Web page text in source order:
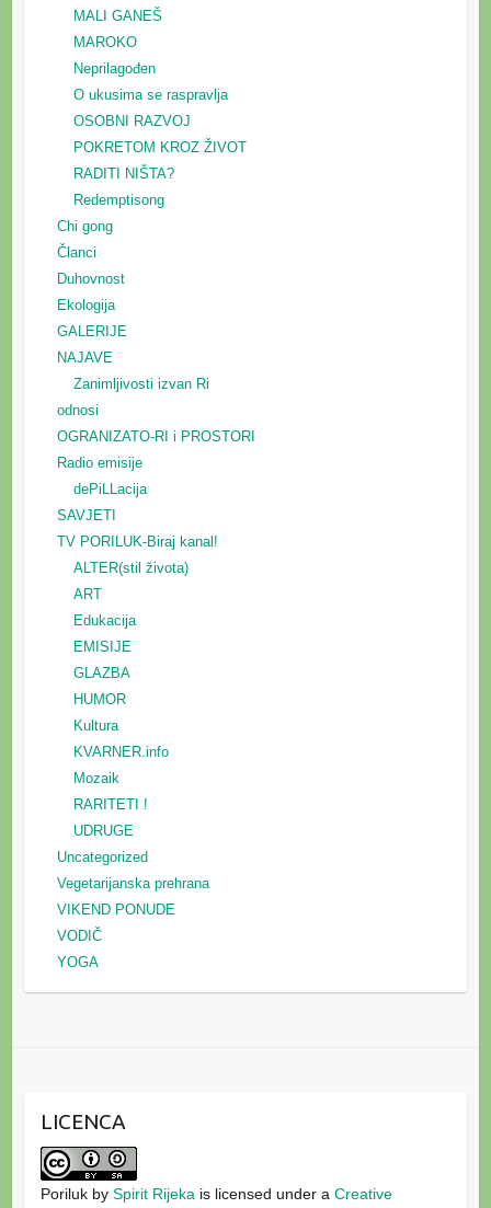
MALI GANEŠ
MAROKO
Neprilagođen
O ukusima se raspravlja
OSOBNI RAZVOJ
POKRETOM KROZ ŽIVOT
RADITI NIŠTA?
Redemptisong
Chi gong
Članci
Duhovnost
Ekologija
GALERIJE
NAJAVE
Zanimljivosti izvan Ri
odnosi
OGRANIZATO-RI i PROSTORI
Radio emisije
dePiLLacija
SAVJETI
TV PORILUK-Biraj kanal!
ALTER(stil života)
ART
Edukacija
EMISIJE
GLAZBA
HUMOR
Kultura
KVARNER.info
Mozaik
RARITETI !
UDRUGE
Uncategorized
Vegetarijanska prehrana
VIKEND PONUDE
VODIČ
YOGA
LICENCA
Porilukby Spirit Rijeka is licensed under a Creative